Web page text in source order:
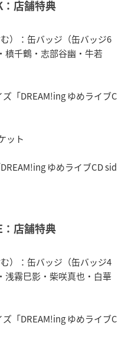
：店舗特典
）：缶バッジ（缶バッジ6
槙千鶴・志部谷幽・牛若
「DREAM!ing ゆめライブC
ット
ゆめライブCD sid
：店舗特典
）：缶バッジ（缶バッジ4
浅霧巳影・柴咲真也・白華
「DREAM!ing ゆめライブC